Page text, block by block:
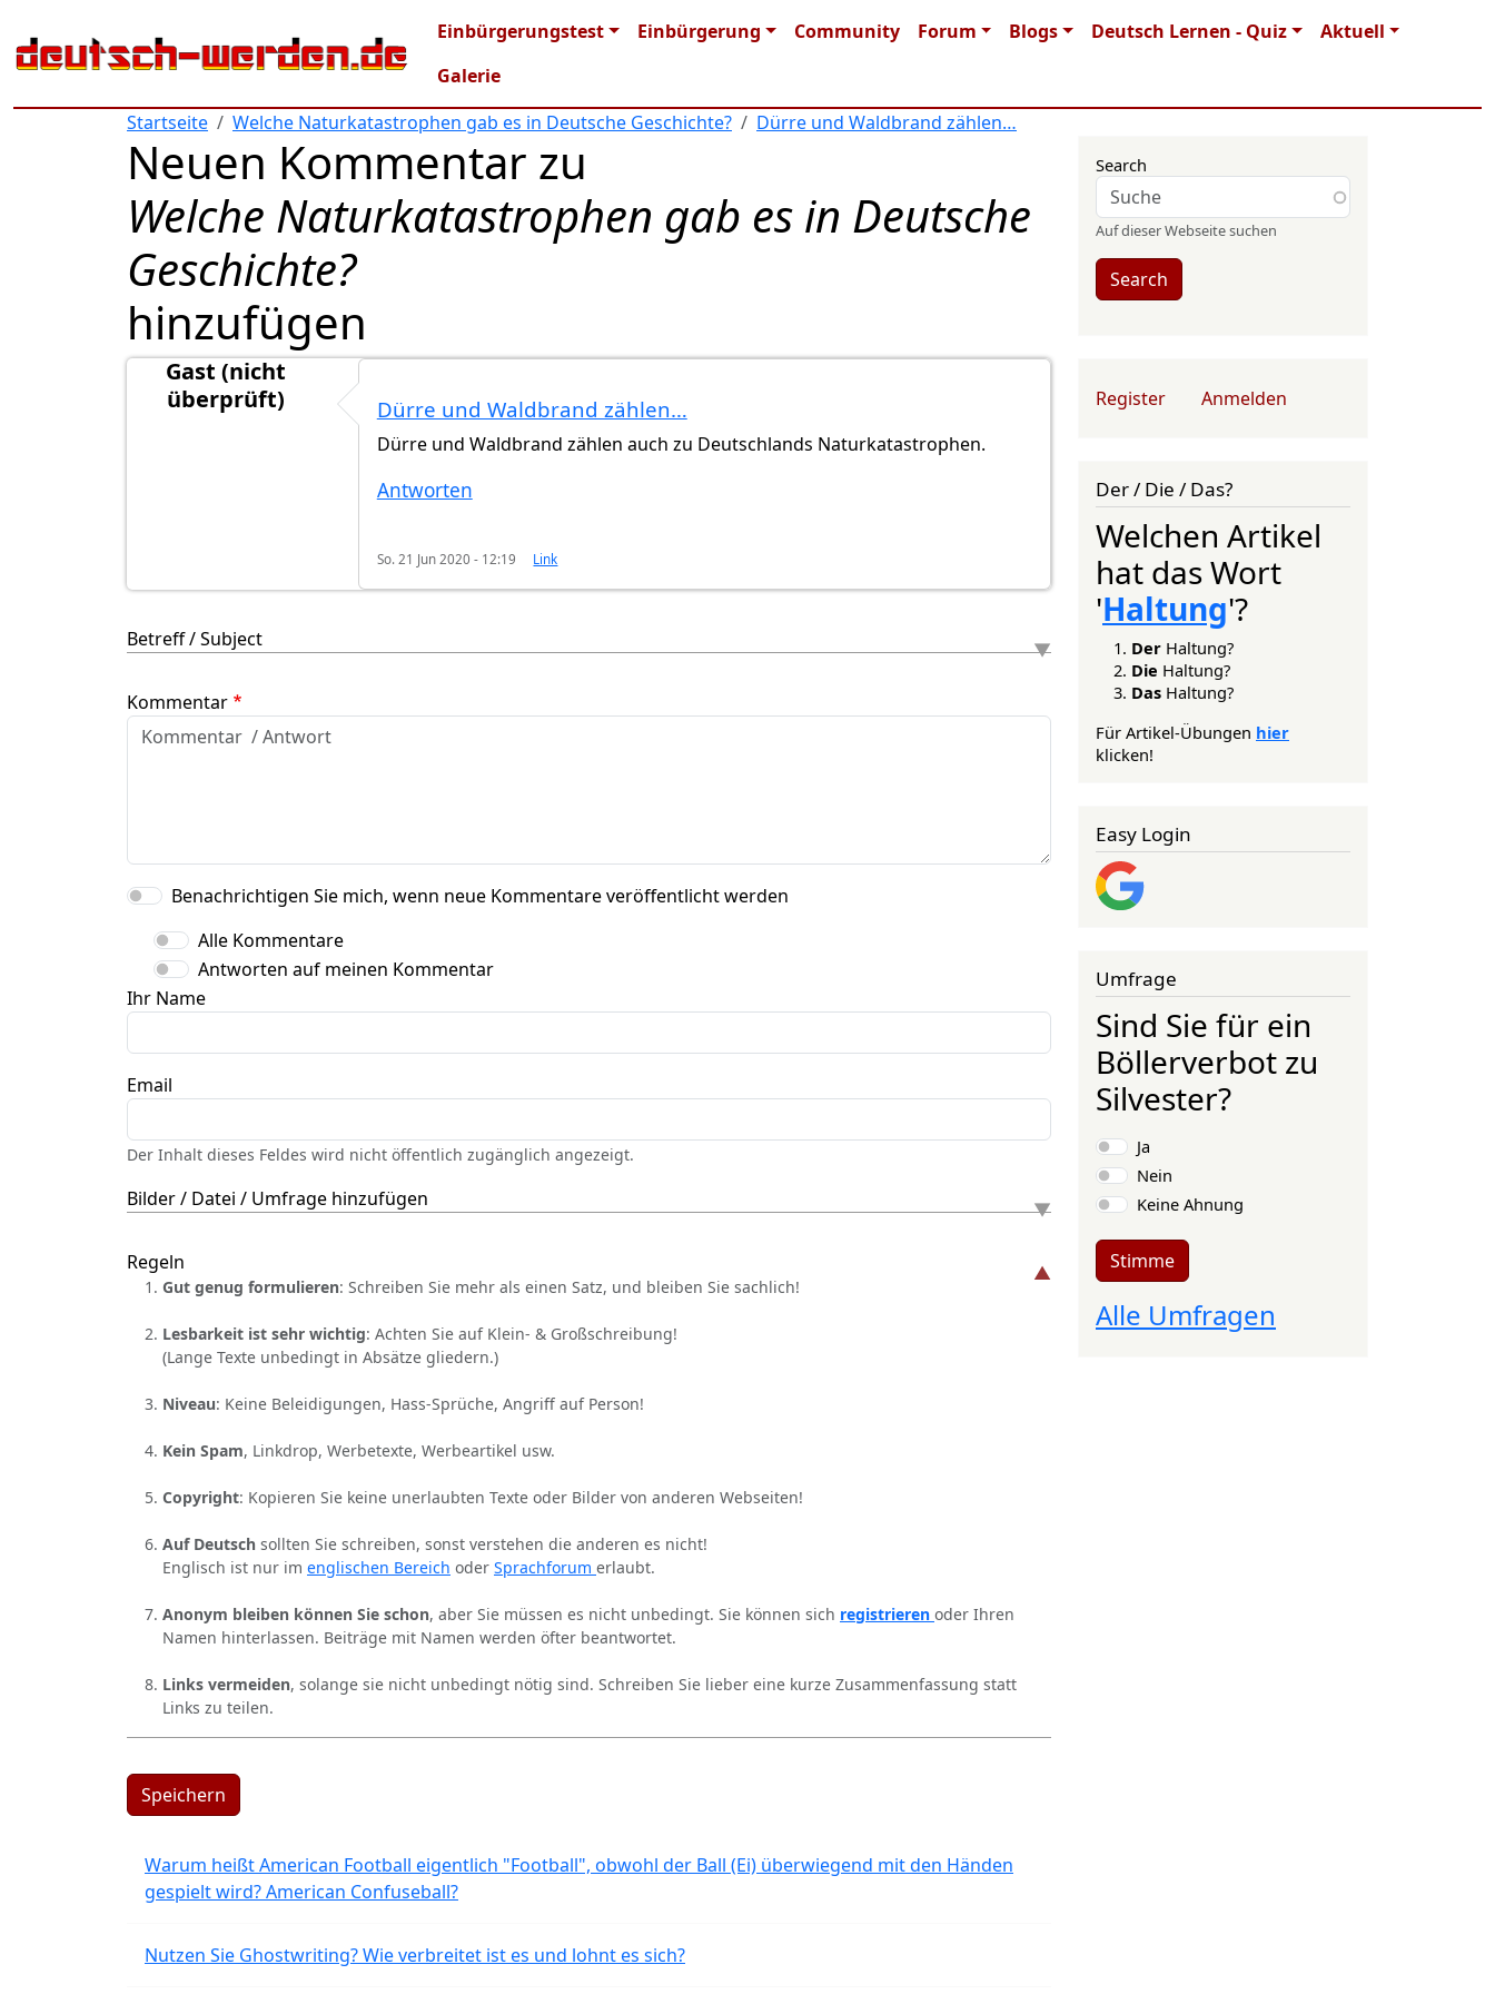
Main navigation
Einbürgerungstest Einbürgerung Community Forum Blogs Deutsch Lernen - Quiz
Aktuell
Galerie
Startseite
Welche Naturkatastrophen gab es in Deutsche Geschichte? Dürre und Waldbrand zählen…
Neuen Kommentar zu
Welche Naturkatastrophen gab es in Deutsche
Geschichte?
hinzufügen
Gast (nicht
überprüft)
Dürre und Waldbrand zählen…
Dürre und Waldbrand zählen auch zu Deutschlands Naturkatastrophen.
Antworten
So. 21 Jun 2020 - 12:19 Link
Betreff / Subject
Kommentar
Benachrichtigen Sie mich, wenn neue Kommentare veröffentlicht werden
Alle Kommentare
Antworten auf meinen Kommentar
Ihr Name
Email
Der Inhalt dieses Feldes wird nicht öffentlich zugänglich angezeigt.
Bilder / Datei / Umfrage hinzufügen
Regeln
Gut genug formulieren: Schreiben Sie mehr als einen Satz, und bleiben Sie sachlich!
Lesbarkeit ist sehr wichtig: Achten Sie auf Klein- & Großschreibung!
(Lange Texte unbedingt in Absätze gliedern.)
Niveau: Keine Beleidigungen, Hass-Sprüche, Angriff auf Person!
Kein Spam, Linkdrop, Werbetexte, Werbeartikel usw.
Copyright: Kopieren Sie keine unerlaubten Texte oder Bilder von anderen Webseiten!
Auf Deutsch sollten Sie schreiben, sonst verstehen die anderen es nicht!
Englisch ist nur im englischen Bereich oder Sprachforum erlaubt.
Anonym bleiben können Sie schon, aber Sie müssen es nicht unbedingt. Sie können sich registrieren oder Ihren
Namen hinterlassen. Beiträge mit Namen werden öfter beantwortet.
Links vermeiden, solange sie nicht unbedingt nötig sind. Schreiben Sie lieber eine kurze Zusammenfassung statt
Links zu teilen.
Speichern
Warum heißt American Football eigentlich "Football", obwohl der Ball (Ei) überwiegend mit den Händen
gespielt wird? American Confuseball?
Nutzen Sie Ghostwriting? Wie verbreitet ist es und lohnt es sich?
Search
Auf dieser Webseite suchen
Search
User account menu
Register Anmelden
Der / Die / Das?
Welchen Artikel
hat das Wort
'Haltung'?
Der Haltung?
Die Haltung?
Das Haltung?
Für Artikel-Übungen hier
klicken!
Easy Login
Umfrage
Sind Sie für ein
Böllerverbot zu
Silvester?
Auswahlmöglichkeiten
Ja
Nein
Keine Ahnung
Stimme
Alle Umfragen